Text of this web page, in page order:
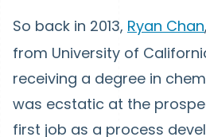
So back in 2013, Ryan Chan
from University of
receiving a degree in
was ecstatic at the
first job as a process